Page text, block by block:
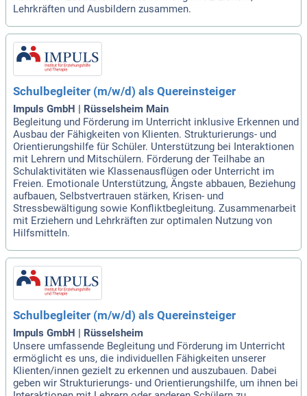
Lehrkräften und Ausbildern zusammen.
Schulbegleiter (m/w/d) als Quereinsteiger
Impuls GmbH | Rüsselsheim Main
Begleitung und Förderung im Unterricht inklusive Erkennen und
Ausbau der Fähigkeiten von Klienten. Strukturierungs- und
Orientierungshilfe für Schüler. Unterstützung bei Interaktionen
mit Lehrern und Mitschülern. Förderung der Teilhabe an
Schulaktivitäten wie Klassenausflügen oder Unterricht im
Freien. Emotionale Unterstützung, Ängste abbauen, Beziehung
aufbauen, Selbstvertrauen stärken, Krisen- und
Stressbewältigung sowie Konfliktbegleitung. Zusammenarbeit
mit Erziehern und Lehrkräften zur optimalen Nutzung von
Hilfsmitteln.
Schulbegleiter (m/w/d) als Quereinsteiger
Impuls GmbH | Rüsselsheim
Unsere umfassende Begleitung und Förderung im Unterricht
ermöglicht es uns, die individuellen Fähigkeiten unserer
Klienten/innen gezielt zu erkennen und auszubauen. Dabei
geben wir Strukturierungs- und Orientierungshilfe, um ihnen bei